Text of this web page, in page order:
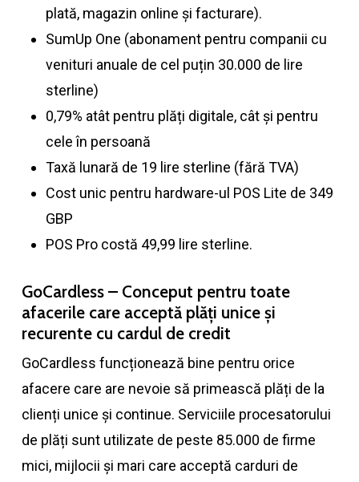
plată, magazin online și facturare).
SumUp One (abonament pentru companii cu
venituri anuale de cel puțin 30.000 de lire
sterline)
0,79% atât pentru plăți digitale, cât și pentru
cele în persoană
Taxă lunară de 19 lire sterline (fără TVA)
Cost unic pentru hardware-ul POS Lite de 349
GBP
POS Pro costă 49,99 lire sterline.
GoCardless – Conceput pentru toate
afacerile care acceptă plăți unice și
recurente cu cardul de credit
GoCardless funcționează bine pentru orice
afacere care are nevoie să primească plăți de la
clienți unice și continue. Serviciile procesatorului
de plăți sunt utilizate de peste 85.000 de firme
mici, mijlocii și mari care acceptă carduri de